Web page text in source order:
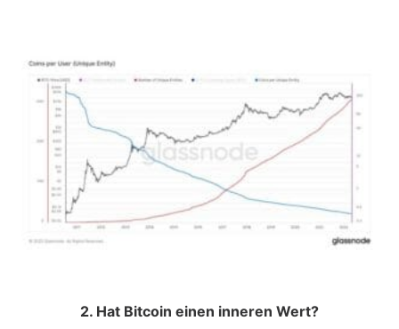
2. Hat Bitcoin einen inneren Wert?